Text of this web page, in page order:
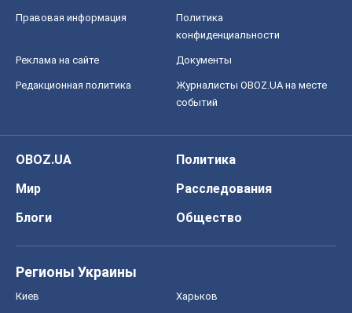
Правовая информация
Политика
конфиденциальности
Реклама на сайте Документы
Редакционная политика
Журналисты OBOZ.UA на месте
событий
OBOZ.UA
Политика
Мир
Расследования
Блоги
Общество
Регионы Украины
Киев Харьков